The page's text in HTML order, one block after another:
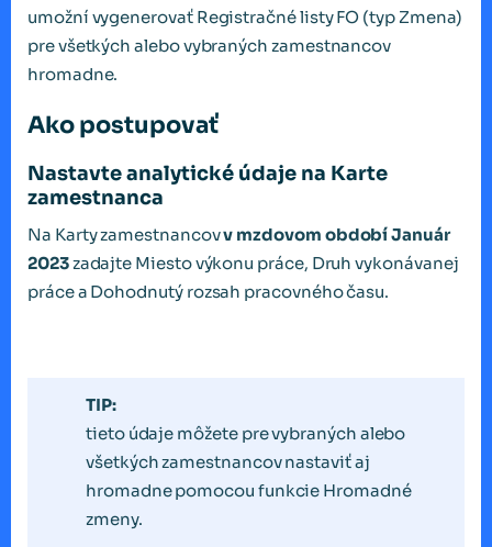
umožní vygenerovať Registračné listy FO (typ Zmena)
pre všetkých alebo vybraných zamestnancov
hromadne.
Ako postupovať
Nastavte analytické údaje na Karte
zamestnanca
Na Karty zamestnancovv mzdovom období Január
2023zadajte Miesto výkonu práce, Druh vykonávanej
práce a Dohodnutý rozsah pracovného času.
TIP:
tieto údaje môžete pre vybraných alebo
všetkých zamestnancov nastaviť aj
hromadne pomocou funkcie Hromadné
zmeny.